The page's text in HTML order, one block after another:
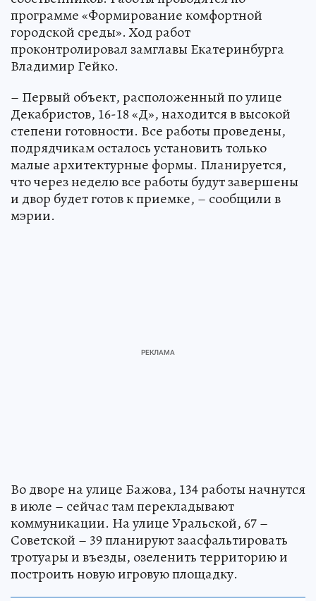
программе «Формирование комфортной
городской среды». Ход работ
проконтролировал замглавы Екатеринбурга
Владимир Гейко.
– Первый объект, расположенный по улице
Декабристов, 16-18 «Д», находится в высокой
степени готовности. Все работы проведены,
подрядчикам осталось установить только
малые архитектурные формы. Планируется,
что через неделю все работы будут завершены
и двор будет готов к приемке, – сообщили в
мэрии.
Во дворе на улице Бажова, 134 работы начнутся
в июле – сейчас там перекладывают
коммуникации. На улице Уральской, 67 –
Советской – 39 планируют заасфальтировать
тротуары и въезды, озеленить территорию и
построить новую игровую площадку.